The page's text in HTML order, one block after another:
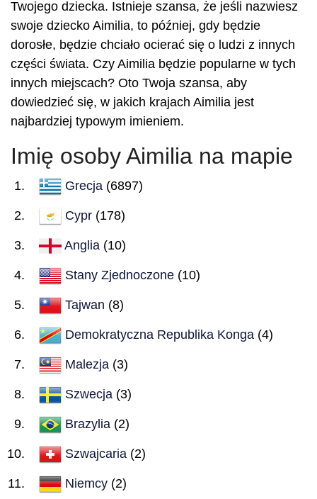
Twojego dziecka. Istnieje szansa, że jeśli nazwiesz
swoje dziecko Aimilia, to później, gdy będzie
dorosłe, będzie chciało ocierać się o ludzi z innych
części świata. Czy Aimilia będzie popularne w tych
innych miejscach? Oto Twoja szansa, aby
dowiedzieć się, w jakich krajach Aimilia jest
najbardziej typowym imieniem.
Imię osoby Aimilia na mapie
Grecja (6897)
Cypr (178)
Anglia (10)
Stany Zjednoczone (10)
Tajwan (8)
Demokratyczna Republika Konga (4)
Malezja (3)
Szwecja (3)
Brazylia (2)
Szwajcaria (2)
Niemcy (2)